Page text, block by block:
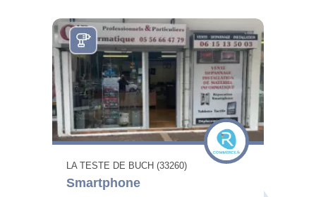
LA TESTE DE BUCH (33260)
Smartphone